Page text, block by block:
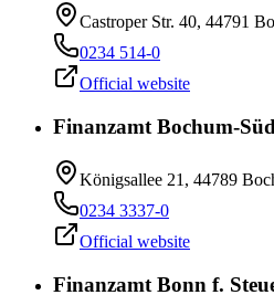
Castroper Str. 40, 44791
0234 514-0
Official website
Finanzamt Bochum-Süd
Königsallee 21, 44789
0234 3337-0
Official website
Finanzamt Bonn f.